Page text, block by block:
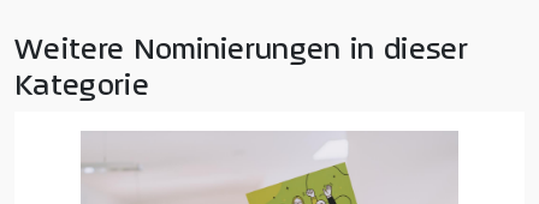
Weitere Nominierungen in dieser
Kategorie